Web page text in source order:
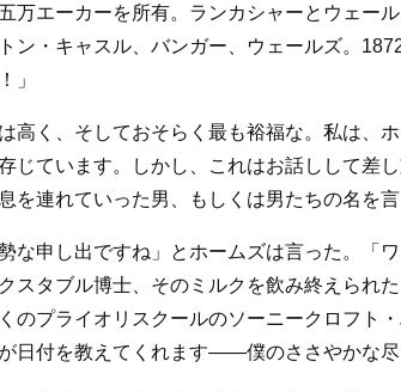
万エーカーを所有。ランカシャーとウェー
ン・キャスル、バンガー、ウェールズ。
」
は高く、そしておそらく最も裕福な。私は、
じています。しかし、これはお話しして差
を連れていった男、もしくは男たちの名を
勢な申し出ですね」とホームズは言った。
スタブル博士、そのミルクを飲み終えられ
のプライオリスクールのソーニークロフ
日付を教えてくれます――僕のささやかな